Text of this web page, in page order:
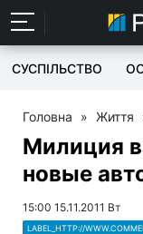
СУСПІЛЬСТВО
Головна » Життя
Милиция
новые
15:00 15.11.2011 Вт
LABEL_HTTP://